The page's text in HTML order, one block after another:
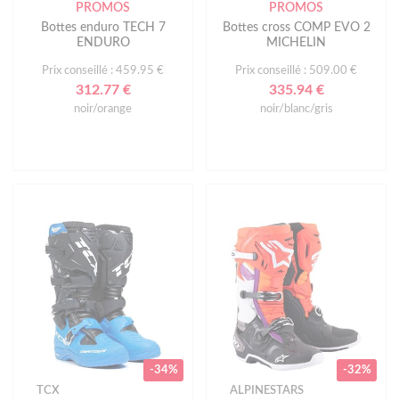
PROMOS
Bottes enduro TECH 7
ENDURO
Prix conseillé : 459.95 €
312.77 €
noir/orange
PROMOS
Bottes cross COMP EVO 2
MICHELIN
Prix conseillé : 509.00 €
335.94 €
noir/blanc/gris
-34%
TCX
-32%
ALPINESTARS